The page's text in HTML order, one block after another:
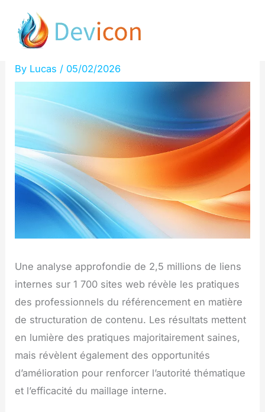
content
analyse de 2,5 millions de
liens internes!
By Lucas / 05/02/2026
Une analyse approfondie de 2,5 millions de liens
internes sur 1 700 sites web révèle les pratiques
des professionnels du référencement en matière
de structuration de contenu. Les résultats mettent
en lumière des pratiques majoritairement saines,
mais révèlent également des opportunités
d’amélioration pour renforcer l’autorité thématique
et l’efficacité du maillage interne.